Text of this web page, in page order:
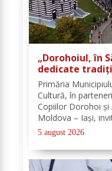
„Dorohoiul, în
dedicate
Trei tradiții.
singură
Primăria
Cultură, în
Copiilor Dorohoi și
Moldova – Iași,
participe, în
evenimentul
5 august 2026